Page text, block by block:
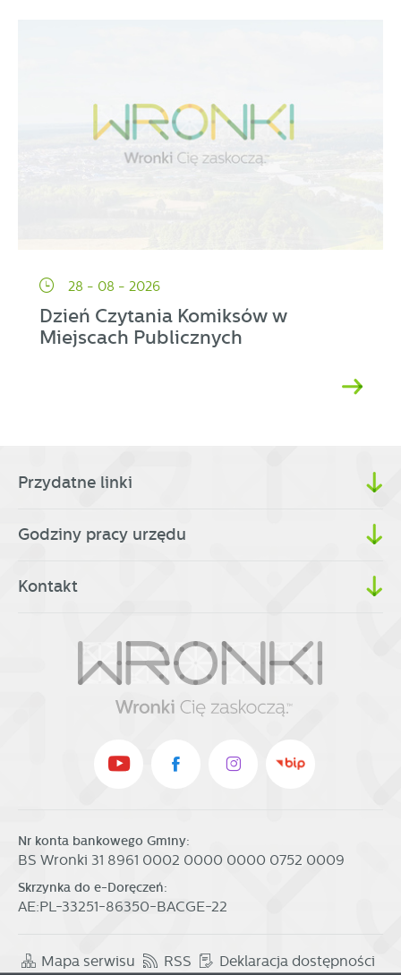
28 - 08 - 2026
Dzień Czytania Komiksów w
Miejscach Publicznych
Przydatne linki
Godziny pracy urzędu
Kontakt
Nr konta bankowego Gminy:
BS Wronki 31 8961 0002 0000 0000 0752 0009
Skrzynka do e-Doręczeń:
AE:PL-33251-86350-BACGE-22
Mapa serwisu RSS Deklaracja dostępności